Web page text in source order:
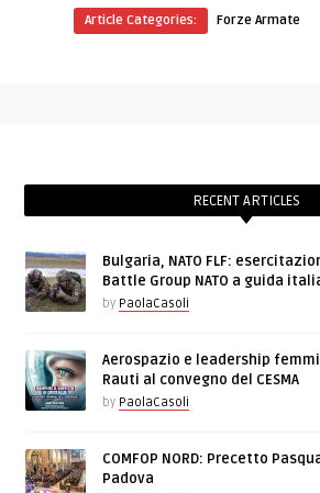
Article Categories:
Forze Armate
RECENT ARTICLES
Bulgaria, NATO FLF:
Battle Group NATO a guida
by PaolaCasoli
Aerospazio e leadership
Rauti al convegno del CESMA
by PaolaCasoli
COMFOP NORD: Precetto
Padova